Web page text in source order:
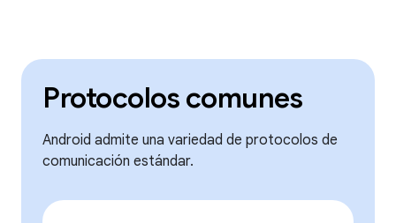
Protocolos comunes
Android admite una variedad de protocolos de
comunicación estándar.